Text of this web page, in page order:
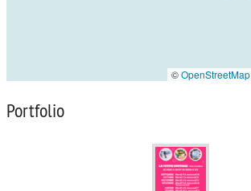
©OpenStreetMap
Portfolio